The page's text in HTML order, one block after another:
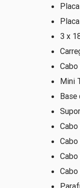
3 x
Mini
Base